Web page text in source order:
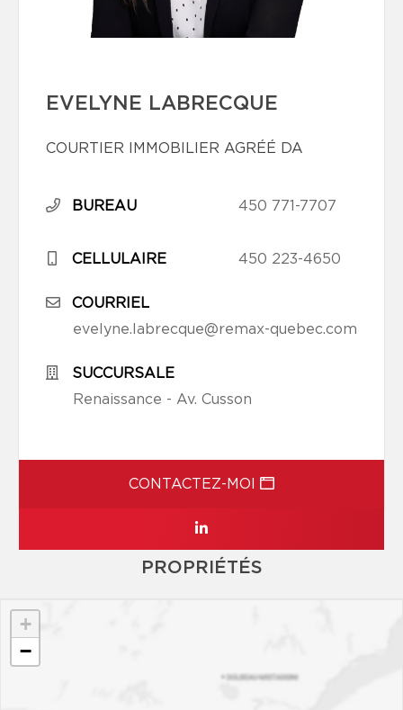
EVELYNE LABRECQUE
COURTIER IMMOBILIER AGRÉÉ DA
BUREAU 450 771-7707
CELLULAIRE 450 223-4650
COURRIEL
evelyne.labrecque@remax-quebec.com
SUCCURSALE
Renaissance - Av. Cusson
CONTACTEZ-MOI
PROPRIÉTÉS
+
−